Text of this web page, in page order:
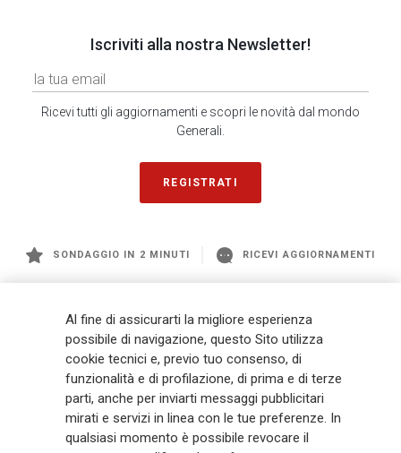
Iscriviti alla nostra Newsletter!
Ricevi tutti gli aggiornamenti e scopri le novità dal mondo
Generali.
REGISTRATI
SONDAGGIO IN 2 MINUTI RICEVI AGGIORNAMENTI
management a livello globale, con premi complessivi pari a € 98,1
miliardi e € 900 miliardi di AUM nel 2025. Fondato nel 1831, con oltre 88
mila dipendenti e 163 mila agenti che servono 75 milioni di clienti, il
Gruppo ha una posizione di leadership in Europa e una presenza
crescente in Asia e America. Al centro della strategia di Generali c'è il suo
impegno Lifetime Partner verso i clienti, realizzato attraverso soluzioni
innovative e personalizzate, un'esperienza cliente di prima classe e le sue
Al fine di assicurarti la migliore esperienza
possibile di navigazione, questo Sito utilizza
cookie tecnici e, previo tuo consenso, di
funzionalità e di profilazione, di prima e di terze
parti, anche per inviarti messaggi pubblicitari
mirati e servizi in linea con le tue preferenze. In
qualsiasi momento è possibile revocare il